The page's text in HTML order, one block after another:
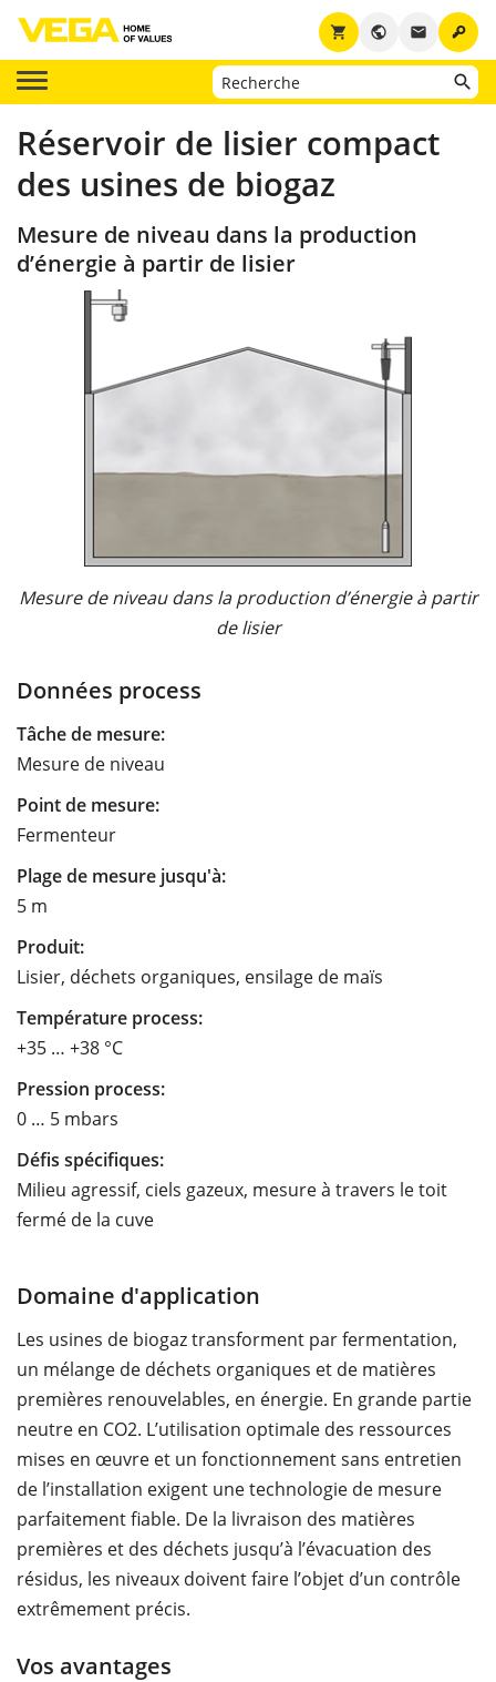
key
email
public
shopping_cart
Réservoir de lisier compact
des usines de biogaz
Mesure de niveau dans la production
d’énergie à partir de lisier
Mesure de niveau dans la production d’énergie à partir
de lisier
Données process
Tâche de mesure:
Mesure de niveau
Point de mesure:
Fermenteur
Plage de mesure jusqu'à:
5 m
Produit:
Lisier, déchets organiques, ensilage de maïs
Température process:
+35 … +38 °C
Pression process:
0 … 5 mbars
Défis spécifiques:
Milieu agressif, ciels gazeux, mesure à travers le toit
fermé de la cuve
Domaine d'application
Les usines de biogaz transforment par fermentation,
un mélange de déchets organiques et de matières
premières renouvelables, en énergie. En grande partie
neutre en CO2. L’utilisation optimale des ressources
mises en œuvre et un fonctionnement sans entretien
de l’installation exigent une technologie de mesure
parfaitement fiable. De la livraison des matières
premières et des déchets jusqu’à l’évacuation des
résidus, les niveaux doivent faire l’objet d’un contrôle
extrêmement précis.
Vos avantages